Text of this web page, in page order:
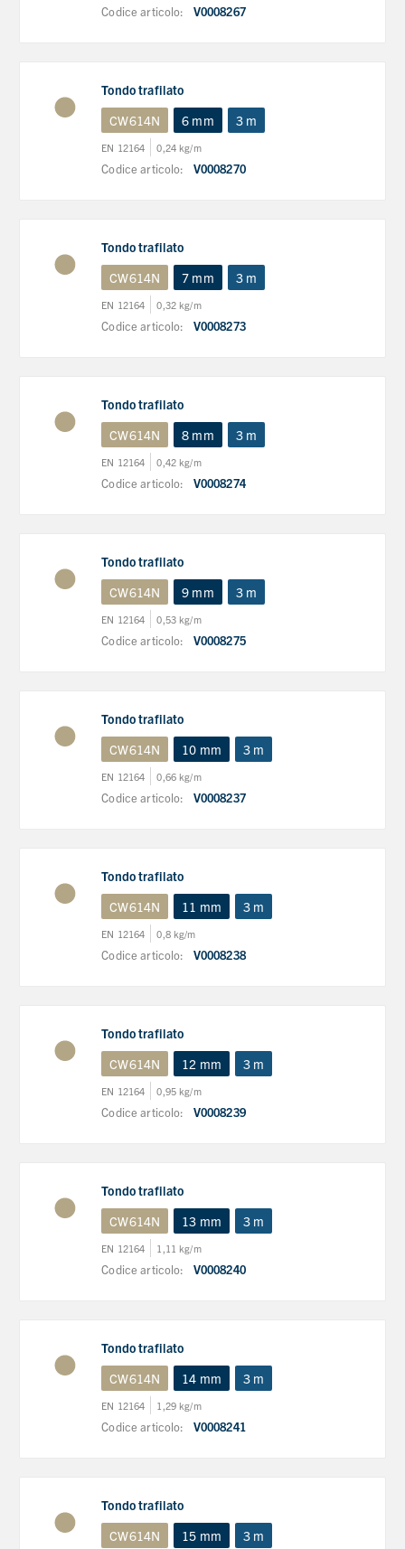
Codice articolo: V0008267
Tondo trafilato
CW614N
6 mm 3 m
EN 12164 0,24 kg/m
Codice articolo: V0008270
Tondo trafilato
CW614N
7 mm 3 m
EN 12164 0,32 kg/m
Codice articolo: V0008273
Tondo trafilato
CW614N
8 mm 3 m
EN 12164 0,42 kg/m
Codice articolo: V0008274
Tondo trafilato
CW614N
9 mm 3 m
EN 12164 0,53 kg/m
Codice articolo: V0008275
Tondo trafilato
CW614N
10 mm 3 m
EN 12164 0,66 kg/m
Codice articolo: V0008237
Tondo trafilato
CW614N
11 mm 3 m
EN 12164 0,8 kg/m
Codice articolo: V0008238
Tondo trafilato
CW614N
12 mm 3 m
EN 12164 0,95 kg/m
Codice articolo: V0008239
Tondo trafilato
CW614N
13 mm 3 m
EN 12164 1,11 kg/m
Codice articolo: V0008240
Tondo trafilato
CW614N
14 mm 3 m
EN 12164 1,29 kg/m
Codice articolo: V0008241
Tondo trafilato
CW614N
15 mm 3 m